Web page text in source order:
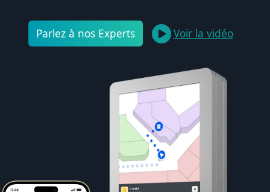
Parlez à nos Experts Voir la vidéo